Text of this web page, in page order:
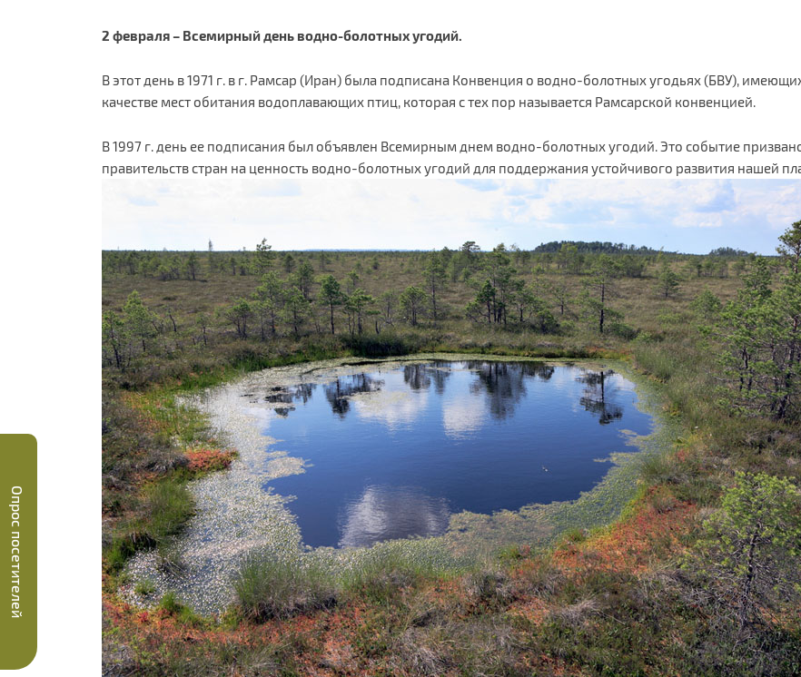
2 февраля – Всемирный день водно-болотных угодий.
В этот день в 1971 г. в г. Рамсар (Иран) была подписана Конвенция о водно-болотных угодьях (БВУ),
качестве мест обитания водоплавающих птиц, которая с тех пор называется Рамсарской конвенцией.
В 1997 г. день ее подписания был объявлен Всемирным днем водно-болотных угодий. Это событие
правительств стран на ценность водно-болотных угодий для поддержания устойчивого развития нашей
Опрос посетителей